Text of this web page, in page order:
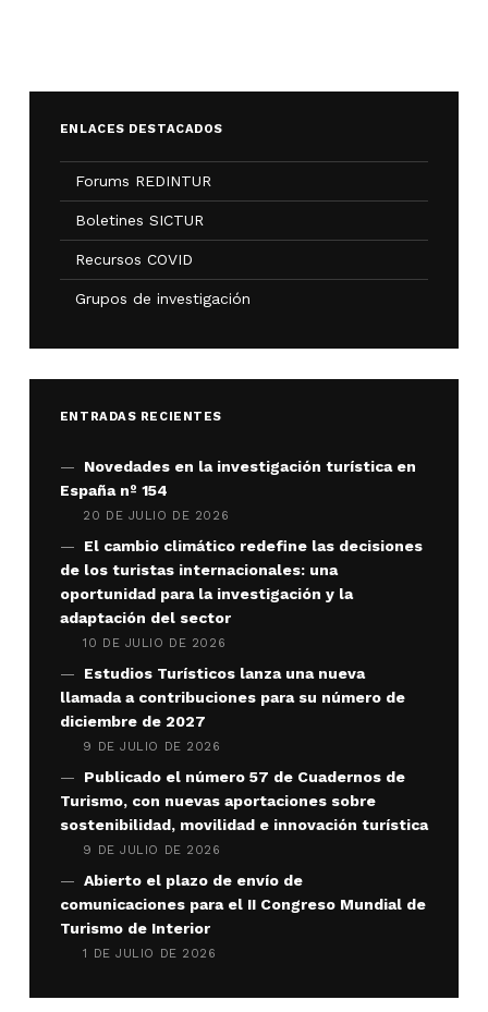
ENLACES DESTACADOS
Forums REDINTUR
Boletines SICTUR
Recursos COVID
Grupos de investigación
ENTRADAS RECIENTES
Novedades en la investigación turística en
España nº 154
20 DE JULIO DE 2026
El cambio climático redefine las decisiones
de los turistas internacionales: una
oportunidad para la investigación y la
adaptación del sector
10 DE JULIO DE 2026
Estudios Turísticos lanza una nueva
llamada a contribuciones para su número de
diciembre de 2027
9 DE JULIO DE 2026
Publicado el número 57 de Cuadernos de
Turismo, con nuevas aportaciones sobre
sostenibilidad, movilidad e innovación turística
9 DE JULIO DE 2026
Abierto el plazo de envío de
comunicaciones para el II Congreso Mundial de
Turismo de Interior
1 DE JULIO DE 2026